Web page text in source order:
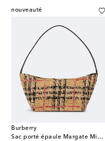
nouveauté
Burberry
Sac porté épaule Margate Mini en raphia